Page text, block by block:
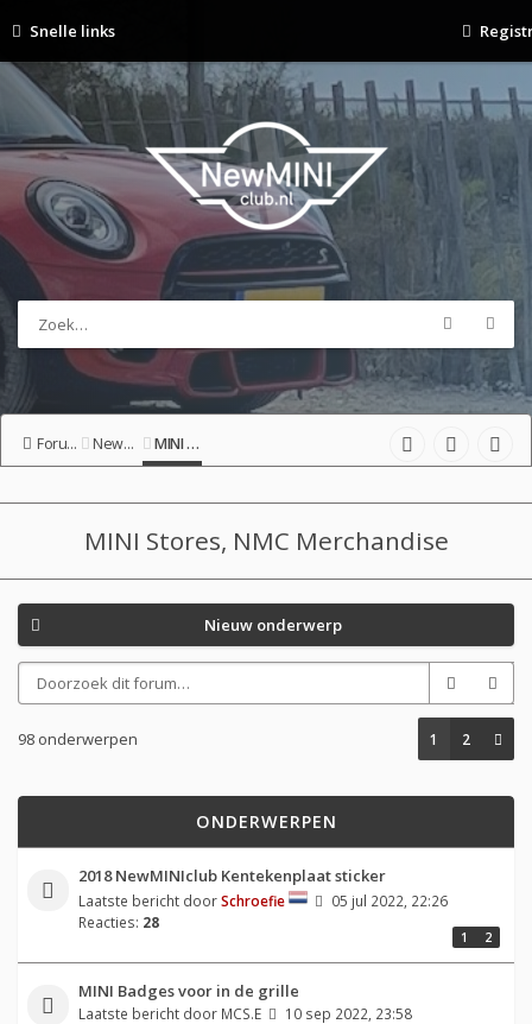
Snelle links
Forumoverzicht NewMINIclub-shop MINI Stores, NMC Merchandise
MINI Stores, NMC Merchandise
Nieuw onderwerp
98 onderwerpen 1 2
ONDERWERPEN
2018 NewMINIclub Kentekenplaat sticker
Laatste bericht doorSchroefie
05 jul 2022, 22:26
Reacties: 28
1 2
MINI Badges voor in de grille
Laatste bericht door MCS.E 10 sep 2022, 23:58